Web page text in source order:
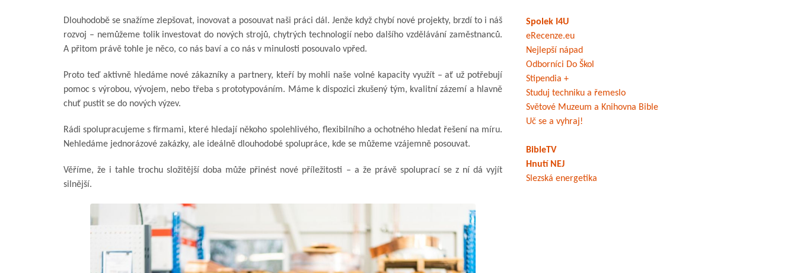
Dlouhodobě se snažíme zlepšovat, inovovat a posouvat naši práci dál. Jenže když chybí nové projekty, brzdí to i náš
rozvoj – nemůžeme tolik investovat do nových strojů, chytrých technologií nebo dalšího vzdělávání zaměstnanců.
A přitom právě tohle je něco, co nás baví a co nás v minulosti posouvalo vpřed.
Proto teď aktivně hledáme nové zákazníky a partnery, kteří by mohli naše volné kapacity využít – ať už potřebují
pomoc s výrobou, vývojem, nebo třeba s prototypováním. Máme k dispozici zkušený tým, kvalitní zázemí a hlavně
chuť pustit se do nových výzev.
Rádi spolupracujeme s firmami, které hledají někoho spolehlivého, flexibilního a ochotného hledat řešení na míru.
Nehledáme jednorázové zakázky, ale ideálně dlouhodobé spolupráce, kde se můžeme vzájemně posouvat.
Věříme, že i tahle trochu složitější doba může přinést nové příležitosti – a že právě spoluprací se z ní dá vyjít
silnější.
Spolek I4U
eRecenze.eu
Nejlepší nápad
Odborníci Do Škol
Stipendia +
Studuj techniku a řemeslo
Světové Muzeum a Knihovna Bible
Uč se a vyhraj!
BibleTV
Hnutí NEJ
Slezská energetika